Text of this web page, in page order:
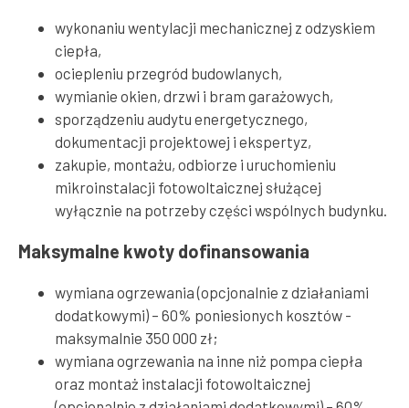
wykonaniu wentylacji mechanicznej z odzyskiem
ciepła,
ociepleniu przegród budowlanych,
wymianie okien, drzwi i bram garażowych,
sporządzeniu audytu energetycznego,
dokumentacji projektowej i ekspertyz,
zakupie, montażu, odbiorze i uruchomieniu
mikroinstalacji fotowoltaicznej służącej
wyłącznie na potrzeby części wspólnych budynku.
Maksymalne kwoty dofinansowania
wymiana ogrzewania (opcjonalnie z działaniami
dodatkowymi) – 60% poniesionych kosztów -
maksymalnie 350 000 zł;
wymiana ogrzewania na inne niż pompa ciepła
oraz montaż instalacji fotowoltaicznej